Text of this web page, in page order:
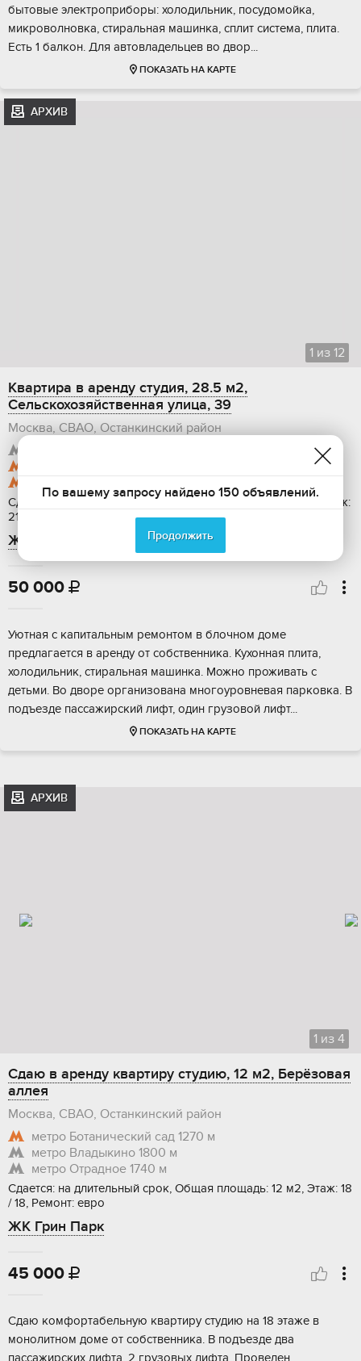
бытовые электроприборы: холодильник, посудомойка,
микроволновка, стиральная машинка, сплит система, плита.
Есть 1 балкон. Для автовладельцев во двор...
ПОКАЗАТЬ НА КАРТЕ
АРХИВ
1 из 12
Квартира в аренду студия, 28.5 м2,
Сельскохозяйственная улица, 39
Москва, СВАО, Останкинский район
Сдается: на длительный срок, Общая площадь: 28.5 м2, Этаж:
21 / 23, Ремонт: евро
ЖК Грин Парк
50 000 
Уютная с капитальным ремонтом в блочном доме
предлагается в аренду от собственника. Кухонная плита,
холодильник, стиральная машинка. Можно проживать с
детьми. Во дворе организована многоуровневая парковка. В
подъезде пассажирский лифт, один грузовой лифт...
ПОКАЗАТЬ НА КАРТЕ
АРХИВ
1 из 4
Сдаю в аренду квартиру студию, 12 м2, Берёзовая
аллея
Москва, СВАО, Останкинский район
метро Ботанический сад 1270 м
метро Владыкино 1800 м
метро Отрадное 1740 м
Сдается: на длительный срок, Общая площадь: 12 м2, Этаж: 18
/ 18, Ремонт: евро
ЖК Грин Парк
45 000 
Сдаю комфортабельную квартиру студию на 18 этаже в
монолитном доме от собственника. В подъезде два
пассажирских лифта, 2 грузовых лифта. Проведен
По вашему запросу найдено 150 объявлений.
Продолжить